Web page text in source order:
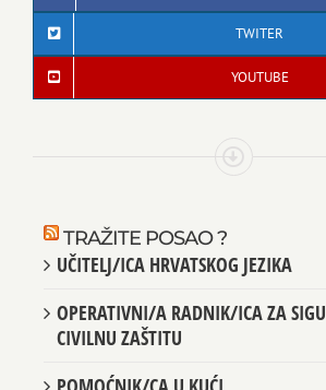
FACEBOOK
TWITER
YOUTUBE
TRAŽITE POSAO ?
OPERATIVNI/A RADNIK/ICA ZA